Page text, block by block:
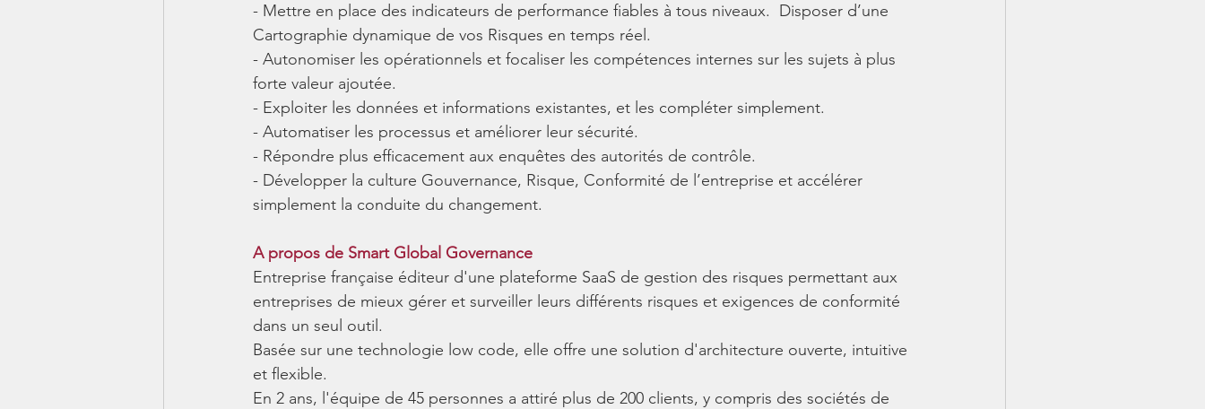
- Mettre en place des indicateurs de performance fiables à tous niveaux.  Disposer d’une
Cartographie dynamique de vos Risques en temps réel.
- Autonomiser les opérationnels et focaliser les compétences internes sur les sujets à plus
forte valeur ajoutée.
- Exploiter les données et informations existantes, et les compléter simplement.
- Automatiser les processus et améliorer leur sécurité.
- Répondre plus efficacement aux enquêtes des autorités de contrôle.
- Développer la culture Gouvernance, Risque, Conformité de l’entreprise et accélérer
simplement la conduite du changement.
A propos de Smart Global Governance
Entreprise française éditeur d'une plateforme SaaS de gestion des risques permettant aux
entreprises de mieux gérer et surveiller leurs différents risques et exigences de conformité
dans un seul outil.
Basée sur une technologie low code, elle offre une solution d'architecture ouverte, intuitive
et flexible.
En 2 ans, l'équipe de 45 personnes a attiré plus de 200 clients, y compris des sociétés de